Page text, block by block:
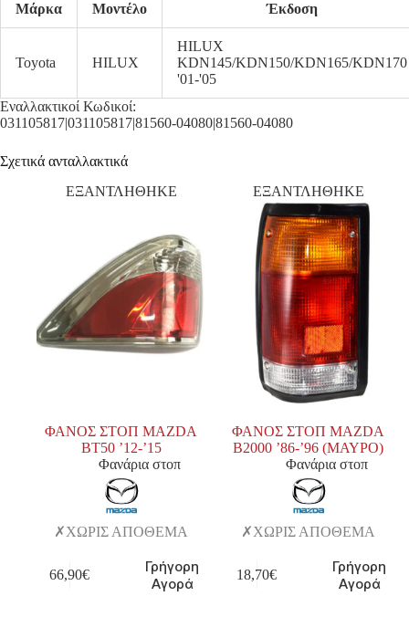
Μάρκα Μοντέλο Έκδοση
Toyota HILUX
HILUX
KDN145/KDN150/KDN165/KDN170
'01-'05
Εναλλακτικοί Κωδικοί:
031105817|031105817|81560-04080|81560-04080
Σχετικά ανταλλακτικά
ΕΞΑΝΤΛΗΘΗΚΕ
ΦΑΝΟΣ ΣΤΟΠ MAZDA
BT50 ’12-’15
Φανάρια στοπ
ΧΩΡΙΣ ΑΠΟΘΕΜΑ
66,90€
Γρήγορη
Αγορά
ΕΞΑΝΤΛΗΘΗΚΕ
ΦΑΝΟΣ ΣΤΟΠ MAZDA
Β2000 ’86-’96 (ΜΑΥΡΟ)
Φανάρια στοπ
ΧΩΡΙΣ ΑΠΟΘΕΜΑ
18,70€
Γρήγορη
Αγορά